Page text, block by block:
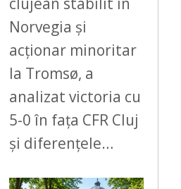
Norvegia și
acționar minoritar
la Tromsø, a
analizat victoria cu
5-0 în fața CFR Cluj
și diferențele…